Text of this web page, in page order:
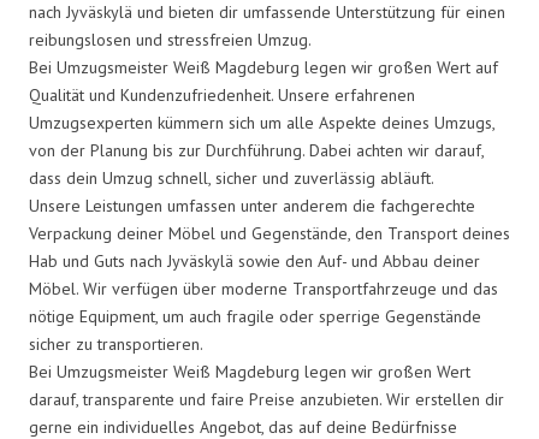
nach Jyväskylä und bieten dir umfassende Unterstützung für einen
reibungslosen und stressfreien Umzug.
Bei Umzugsmeister Weiß Magdeburg legen wir großen Wert auf
Qualität und Kundenzufriedenheit. Unsere erfahrenen
Umzugsexperten kümmern sich um alle Aspekte deines Umzugs,
von der Planung bis zur Durchführung. Dabei achten wir darauf,
dass dein Umzug schnell, sicher und zuverlässig abläuft.
Unsere Leistungen umfassen unter anderem die fachgerechte
Verpackung deiner Möbel und Gegenstände, den Transport deines
Hab und Guts nach Jyväskylä sowie den Auf- und Abbau deiner
Möbel. Wir verfügen über moderne Transportfahrzeuge und das
nötige Equipment, um auch fragile oder sperrige Gegenstände
sicher zu transportieren.
Bei Umzugsmeister Weiß Magdeburg legen wir großen Wert
darauf, transparente und faire Preise anzubieten. Wir erstellen dir
gerne ein individuelles Angebot, das auf deine Bedürfnisse